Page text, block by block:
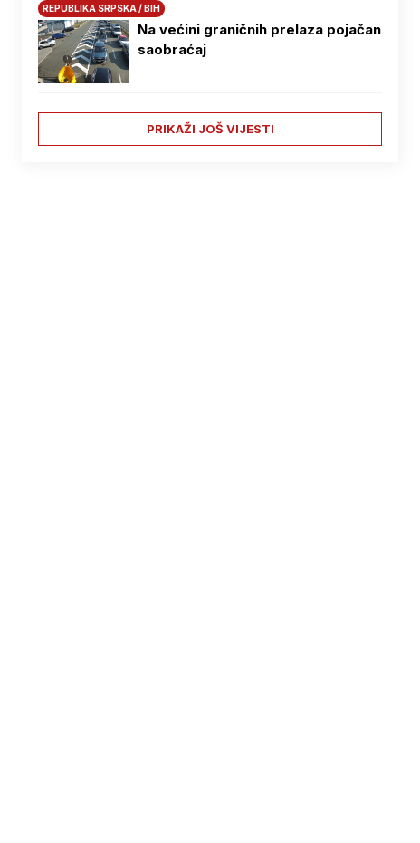
REPUBLIKA SRPSKA / BIH
Na većini graničnih prelaza pojačan
saobraćaj
PRIKAŽI JOŠ VIJESTI